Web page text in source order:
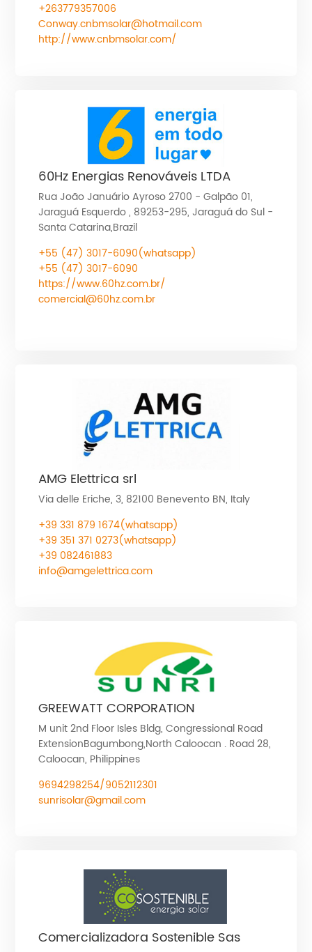
+263779357006
Conway.cnbmsolar@hotmail.com
http://www.cnbmsolar.com/
60Hz Energias Renováveis LTDA
Rua João Januário Ayroso 2700 - Galpão 01,
Jaraguá Esquerdo , 89253-295, Jaraguá do Sul -
Santa Catarina,Brazil
+55 (47) 3017-6090(whatsapp)
+55 (47) 3017-6090
https://www.60hz.com.br/
comercial@60hz.com.br
AMG Elettrica srl
Via delle Eriche, 3, 82100 Benevento BN, Italy
+39 331 879 1674(whatsapp)
+39 351 371 0273(whatsapp)
+39 082461883
info@amgelettrica.com
GREEWATT CORPORATION
M unit 2nd Floor Isles Bldg, Congressional Road
ExtensionBagumbong,North Caloocan . Road 28,
Caloocan, Philippines
9694298254/9052112301
sunrisolar@gmail.com
Comercializadora Sostenible Sas